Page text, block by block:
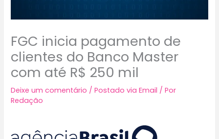
FGC inicia pagamento de
clientes do Banco Master
com até R$ 250 mil
Deixe um comentário /Postado via Email / Por
Redação